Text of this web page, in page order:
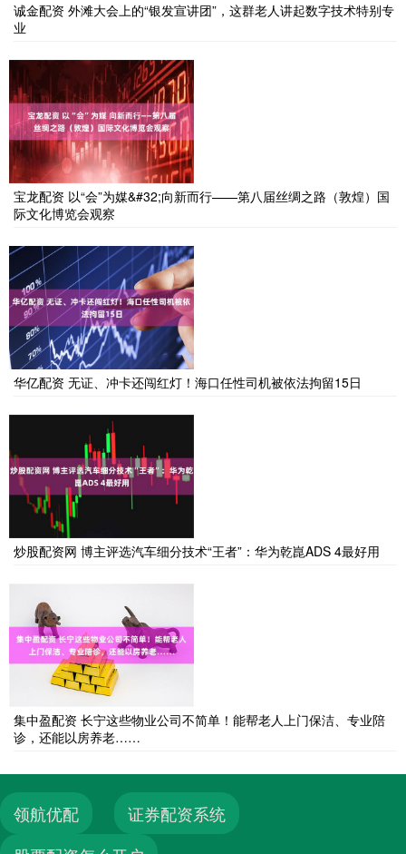
诚金配资 外滩大会上的“银发宣讲团”，这群老人讲起数字技术特别专
业
宝龙配资 以“会”为媒&#32;向新而行——第八届丝绸之路（敦煌）国
际文化博览会观察
华亿配资 无证、冲卡还闯红灯！海口任性司机被依法拘留15日
炒股配资网 博主评选汽车细分技术“王者”：华为乾崑ADS 4最好用
集中盈配资 长宁这些物业公司不简单！能帮老人上门保洁、专业陪
诊，还能以房养老……
领航优配
证券配资系统